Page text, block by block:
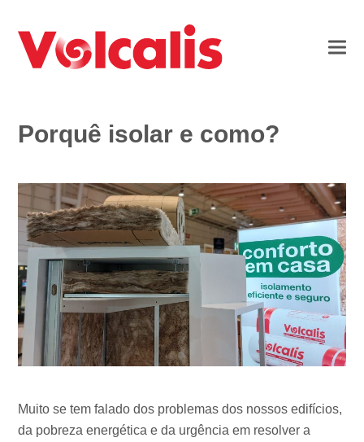
Porquê isolar e como?
Muito se tem falado dos problemas dos nossos edifícios,
da pobreza energética e da urgência em resolver a